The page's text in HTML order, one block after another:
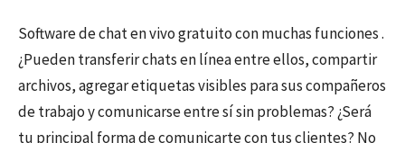
Software de chat en vivo gratuito con muchas funciones .
¿Pueden transferir chats en línea entre ellos, compartir
archivos, agregar etiquetas visibles para sus compañeros
de trabajo y comunicarse entre sí sin problemas? ¿Será
tu principal forma de comunicarte con tus clientes? No